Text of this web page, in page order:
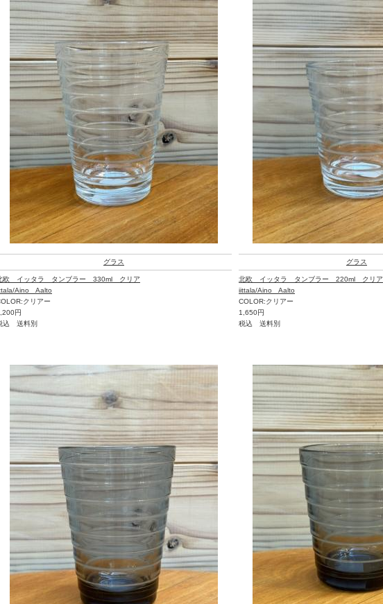
グラス
欧 イッタラ タンブラー 330ml クリア
Aino Aalto
クリアー
円
込 送料別
グラス
北欧 イッタラ タンブラー 220ml クリア
iittala/Aino Aalto
COLOR:クリアー
1,650円
税込 送料別